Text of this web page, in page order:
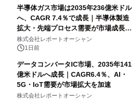
半導体ガス市場は2035年236億米ドル
へ、CAGR 7.4％で成長｜半導体製造
拡大・先端プロセス需要が市場成長を
加速
株式会社レポートオーシャン
1日前
データコンバータIC市場、2035年141
億米ドルへ成長｜CAGR6.4％、AI・
5G・IoT需要が市場拡大を加速
株式会社レポートオーシャン